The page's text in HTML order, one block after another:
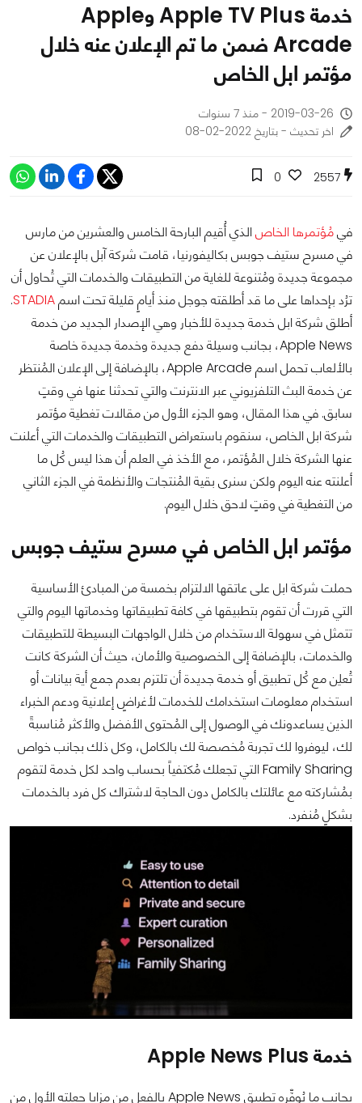
خدمة Apple TV Plus وApple
Arcade ضمن ما تم الإعلان عنه خلال
مؤتمر ابل الخاص
2019-03-26 - منذ 7 سنوات
اخر تحديث - بتاريخ 2022-02-08
2557
0
فيمُؤتمرها الخاصالذي أُقيم البارحة الخامس والعشرين من مارس
في مسرح ستيف جوبس بكاليفورنيا، قامت شركة آبل بالإعلان عن
مجموعة جديدة ومُتنوعة للغاية من التطبيقات والخدمات التي تُحاول أن
ترُد بإحداها على ما قد أطلقته جوجل منذ أيامٍ قليلة تحت اسمSTADIA
.
أطلق شركة ابل خدمة جديدة للأخبار وهي الإصدار الجديد من خدمة
Apple News، بجانب وسيلة دفع جديدة وخدمة جديدة خاصة
بالألعاب تحمل اسم Apple Arcade، بالإضافة إلى الإعلان المُنتظر
عن خدمة البث التلفزيوني عبر الانترنت والتي تحدثنا عنها في وقتٍ
سابق. في هذا المقال، وهو الجزء الأول من مقالات تغطية مؤتمر
شركة ابل الخاص، سنقوم باستعراض التطبيقات والخدمات التي أعلنت
عنها الشركة خلال المُؤتمر، مع الأخذ في العلم أن هذا ليس كُل ما
أعلنته عنه اليوم ولكن سنرى بقية المُنتجات والأنظمة في الجزء الثاني
من التغطية في وقتٍ لاحق خلال اليوم.
مؤتمر ابل الخاص في مسرح ستيف جوبس
حملت شركة ابل على عاتقها الالتزام بخمسة من المبادئ الأساسية
التي قررت أن تقوم بتطبيقها في كافة تطبيقاتها وخدماتها اليوم والتي
تتمثل في سهولة الاستخدام من خلال الواجهات البسيطة للتطبيقات
والخدمات، بالإضافة إلى الخصوصية والأمان، حيث أن الشركة كانت
تُعلِن مع كُل تطبيق أو خدمة جديدة أن تلتزم بعدم جمع أية بيانات أو
استخدام معلومات استخدامك للخدمات لأغراضٍ إعلانية ودعم الخبراء
الذين يساعدونك في الوصول إلى المُحتوى الأفضل والأكثر مُناسبةً
لك، ليوفروا لك تجربة مُخصصة لك بالكامل، وكل ذلك بجانب خواص
Family Sharing التي تجعلك مُكتفياً بحساب واحد لكل خدمة لتقوم
بمُشاركته مع عائلتك بالكامل دون الحاجة لاشتراك كل فرد بالخدمات
بشكلٍ مُنفرد.
خدمة Apple News Plus
بجانب ما يُوفِّره تطبيق Apple News بالفعل من مزايا جعلته الأول من